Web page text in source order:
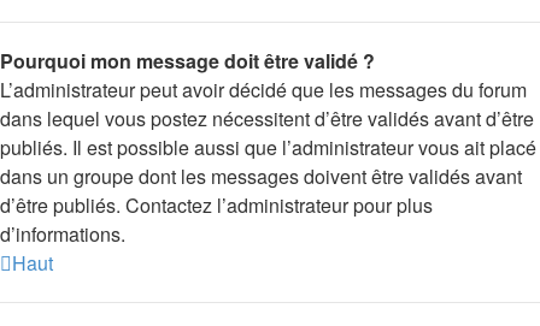
Pourquoi mon message doit être validé ?
L’administrateur peut avoir décidé que les messages du forum
dans lequel vous postez nécessitent d’être validés avant d’être
publiés. Il est possible aussi que l’administrateur vous ait placé
dans un groupe dont les messages doivent être validés avant
d’être publiés. Contactez l’administrateur pour plus
d’informations.
Haut